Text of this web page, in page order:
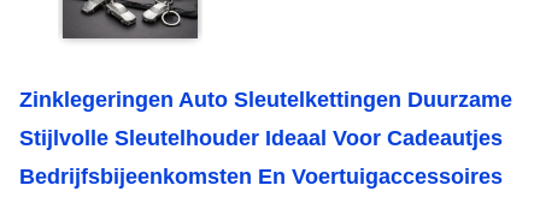
Zinklegeringen Auto Sleutelkettingen Duurzame
Stijlvolle Sleutelhouder Ideaal Voor Cadeautjes
Bedrijfsbijeenkomsten En Voertuigaccessoires